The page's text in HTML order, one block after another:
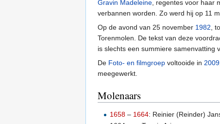
Gravin Madeleine , regentes voor haar
verbannen worden. Zo werd hij op 11
Op de avond van 25 november 1982 ,
Torenmolen. De tekst van deze
is slechts een summiere samenvatting
De Foto- en filmgroep voltooide in 2009
meegewerkt.
Molenaars
1658 – 1664: Reinier (Reinder)